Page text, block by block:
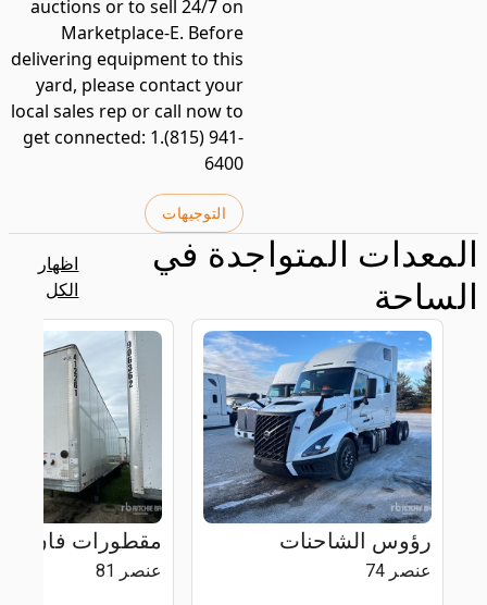
auctions or to sell 24/7 on
Marketplace-E. Before
delivering equipment to this
yard, please contact your
local sales rep or call now to
get connected: 1.(815) 941-
6400
التوجيهات
المعدات المتواجدة في
الساحة
اظهار
الكل
رؤوس الشاحنات
عنصر 74
مقطورات فان
عنصر 81